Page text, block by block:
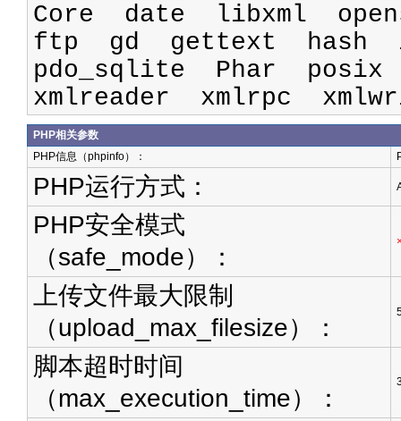
Core date libxml
ftp gd gettext hash
pdo_sqlite Phar posix
xmlreader xmlrpc
PHP相关参数
PHP信息（phpinfo）：
PHP运行方式：
PHP安全模式
（safe_mode）：
上传文件最大限制
（upload_max_filesize）：
脚本超时时间
（max_execution_time）：